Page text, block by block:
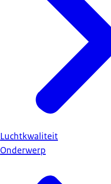
Luchtkwaliteit
Onderwerp